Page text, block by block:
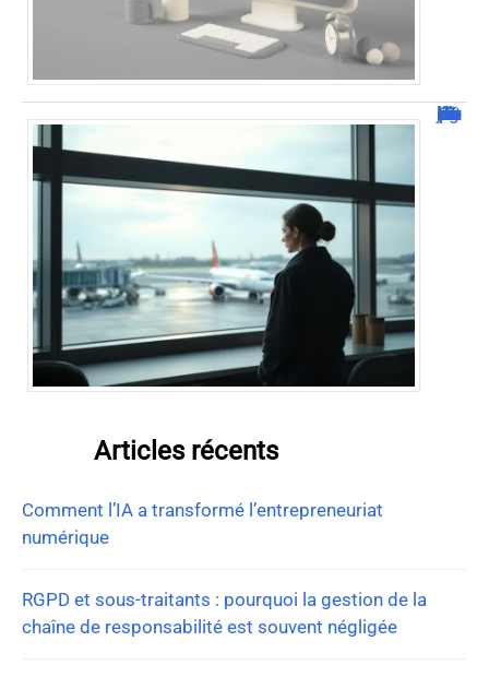
Combien de jour pour un décès d’un parent à l’étranger ?
Articles récents
Comment l’IA a transformé l’entrepreneuriat
numérique
RGPD et sous-traitants : pourquoi la gestion de la
chaîne de responsabilité est souvent négligée